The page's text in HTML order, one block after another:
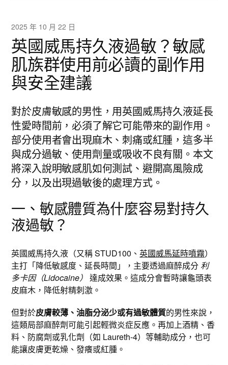
2025 年 10 月 22 日
英國威馬持久液過敏？敏感
肌族群使用前必讀的副作用
與安全建議
對於皮膚敏感的男性，用英國威馬持久液延長
性愛時間前，必須了解它可能帶來的副作用。
部分使用者會出現麻木、刺痛或紅腫，這多半
與成分過敏、使用劑量或吸收不良有關。本文
將深入說明敏感肌如何測試、避開高風險成
分，以及出現過敏後的處理方式。
一、敏感體質為什麼容易對持久
液過敏？
英國威馬持久液（又稱 STUD100、英國威馬延時噴霧）
主打「降低敏感度、延長時間」，主要透過麻醉成分 利
多卡因（Lidocaine） 達成效果。這成分會暫時讓龜頭表
皮麻木，降低射精刺激。
但對於皮膚較薄、油脂分泌少或有過敏體質的男性來說，
這類局部麻醉劑可能引起輕微炎症反應。再加上酒精、香
料、防腐劑或乳化劑（如 Laureth-4）等輔助成分，也可
能讓皮膚更乾燥、發癢或紅腫。